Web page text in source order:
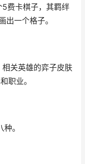
5费卡棋子，其羁绊
出一个格子。
相关英雄的弈子皮肤
职业。
。